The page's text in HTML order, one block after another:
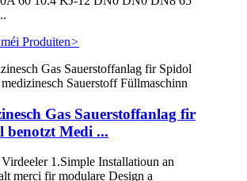
Produiten>
Gas Sauerstoffanlag fir
benotzt Medi ...
1.Simple Installatioun an
merci fir modulare Design a